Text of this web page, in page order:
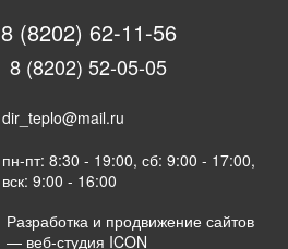
8 (8202) 62-11-56
8 (8202) 52-05-05
dir_teplo@mail.ru
пн-пт: 8:30 - 19:00, сб: 9:00 - 17:00,
вск: 9:00 - 16:00
Разработка и продвижение сайтов
— веб-студия ICON